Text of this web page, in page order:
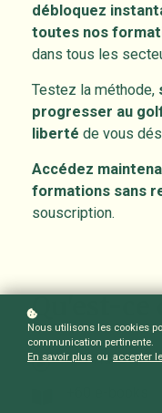
débloquez
toutes nos
dans tous les
Testez la méthode,
progresser au
liberté de vous
Accédez
formations sans
souscription.
Qu'est-ce
+60 vidéos
Nous utilisons les cookies
communication pertinente.
En savoir plus ou accepter